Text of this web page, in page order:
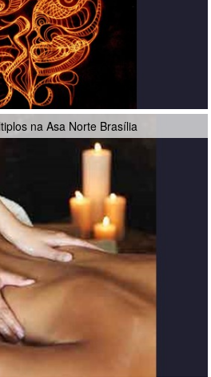
na Asa Norte Brasília